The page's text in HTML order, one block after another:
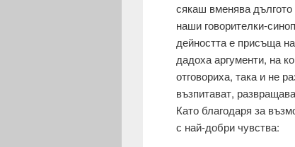
сякаш вменява дългото
наши говорителки-
дейността е присъща
дадоха аргументи, на
отговориха, така и не
възпитават,
Като благодаря за
с най-добри чувства: